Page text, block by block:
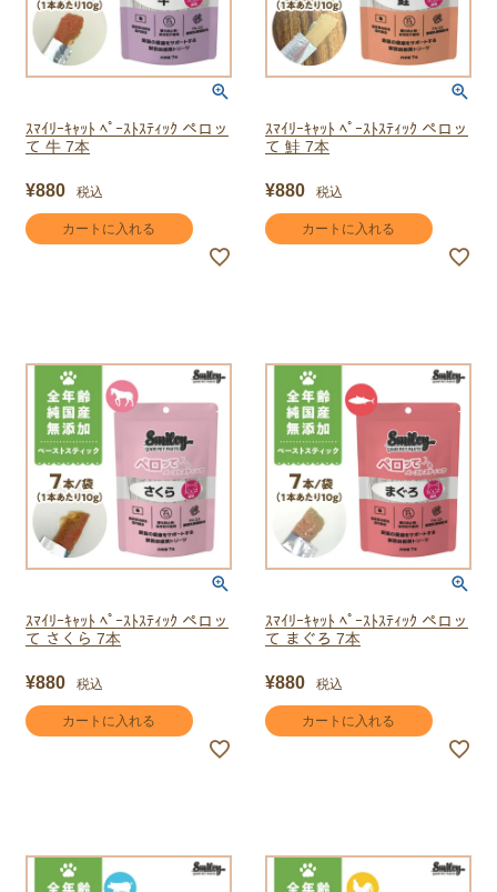
ｽﾏｲﾘｰｷｬｯﾄ ﾍﾟｰｽﾄｽﾃｨｯｸ ペロッ
て 牛 7本
¥880 税込
カートに入れる
ｽﾏｲﾘｰｷｬｯﾄ ﾍﾟｰｽﾄｽﾃｨｯｸ ペロッ
て 鮭 7本
¥880 税込
カートに入れる
ｽﾏｲﾘｰｷｬｯﾄ ﾍﾟｰｽﾄｽﾃｨｯｸ ペロッ
て さくら 7本
¥880 税込
カートに入れる
ｽﾏｲﾘｰｷｬｯﾄ ﾍﾟｰｽﾄｽﾃｨｯｸ ペロッ
て まぐろ 7本
¥880 税込
カートに入れる